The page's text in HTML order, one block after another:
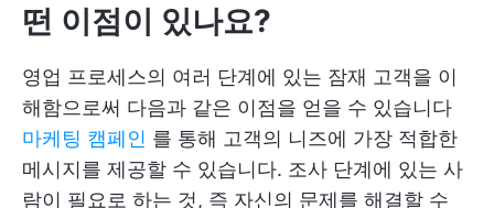
떤 이점이 있나요?
영업 프로세스의 여러 단계에 있는 잠재 고객을 이
해함으로써 다음과 같은 이점을 얻을 수 있습니다
마케팅 캠페인 를 통해 고객의 니즈에 가장 적합한
메시지를 제공할 수 있습니다. 조사 단계에 있는 사
람이 필요로 하는 것, 즉 자신의 문제를 해결할 수